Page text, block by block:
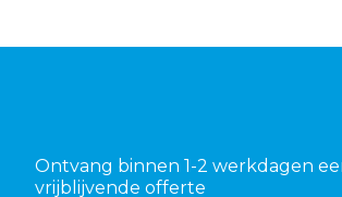
Ontvang binnen 1-2 werkdagen
vrijblijvende offerte